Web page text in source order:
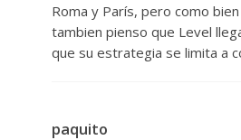
Roma y París, pero como
tambien pienso que Level
que su estrategia se limita a
paquito